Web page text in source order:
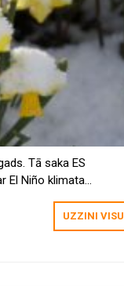
Tā saka ES
El Niño klimata
Niño tuvojas pasaulei.
UZZINI VISU